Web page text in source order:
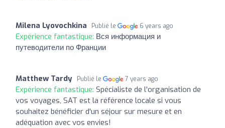
Milena Lyovochkina Publié le 6 years ago
Expérience fantastique: Вся информация и
путеводители по Франции
Matthew Tardy Publié le 7 years ago
Expérience fantastique: Spécialiste de l'organisation de
vos voyages, SAT est la référence locale si vous
souhaitez bénéficier d'un séjour sur mesure et en
adéquation avec vos envies!